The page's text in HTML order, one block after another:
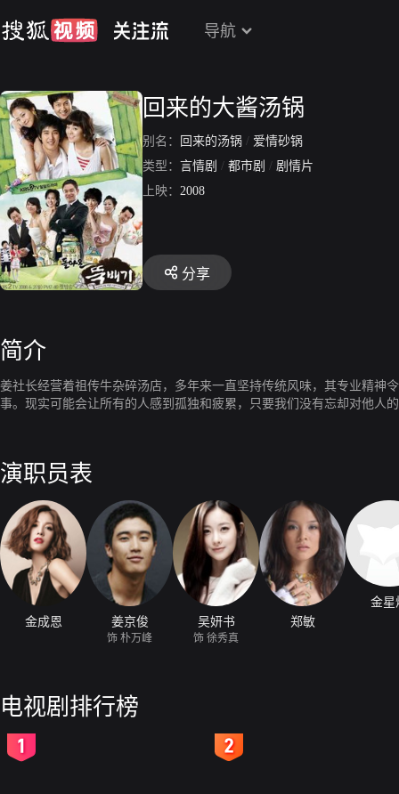
导航
回来的大酱汤锅
别名： 回来的汤锅 / 爱情砂锅
类型： 言情剧 / 都市剧 / 剧情片
上映： 2008
分享
简介
姜社长经营着祖传牛杂碎汤店，多年来一直坚持传统风味，其专业精神
事。现实可能会让所有的人感到孤独和疲累，只要我们没有忘却对他人
演职员表
金成恩 姜京俊
饰 朴万峰
吴妍书
饰 徐秀真
郑敏
金星
电视剧排行榜